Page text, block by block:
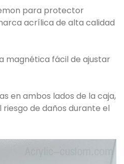
para protector
acrílica de alta calidad
magnética fácil de ajustar
en ambos lados de la caja,
riesgo de daños durante el